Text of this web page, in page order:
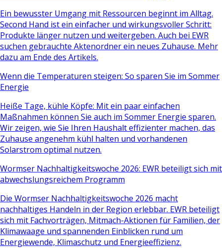
Ein bewusster Umgang mit Ressourcen beginnt im Alltag.
Second Hand ist ein einfacher und wirkungsvoller Schritt:
Produkte länger nutzen und weitergeben. Auch bei EWR
suchen gebrauchte Aktenordner ein neues Zuhause. Mehr
dazu am Ende des Artikels.
Wenn die Temperaturen steigen: So sparen Sie im Sommer
Energie
Heiße Tage, kühle Köpfe: Mit ein paar einfachen
Maßnahmen können Sie auch im Sommer Energie sparen.
Wir zeigen, wie Sie Ihren Haushalt effizienter machen, das
Zuhause angenehm kühl halten und vorhandenen
Solarstrom optimal nutzen.
Wormser Nachhaltigkeitswoche 2026: EWR beteiligt sich mit
abwechslungsreichem Programm
Die Wormser Nachhaltigkeitswoche 2026 macht
nachhaltiges Handeln in der Region erlebbar. EWR beteiligt
sich mit Fachvorträgen, Mitmach-Aktionen für Familien, der
Klimawaage und spannenden Einblicken rund um
Energiewende, Klimaschutz und Energieeffizienz.